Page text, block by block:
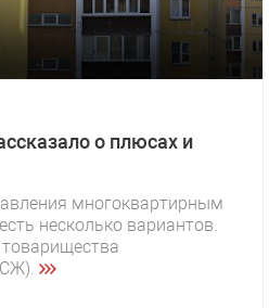
о плюсах и
многоквартирным
несколько вариантов.